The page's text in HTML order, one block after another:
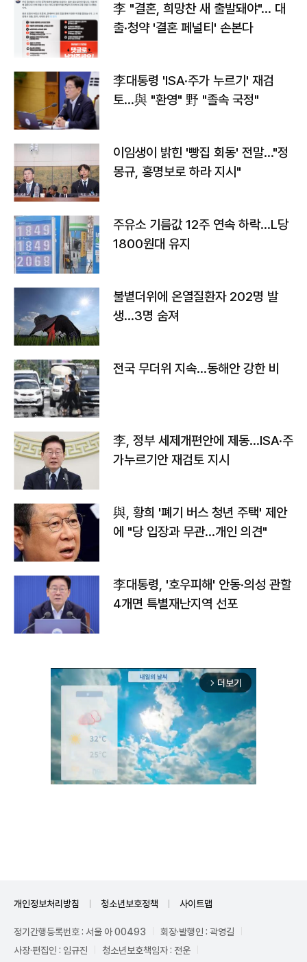
李 "결혼, 희망찬 새 출발돼야"… 대
출·청약 '결혼 페널티' 손본다
李대통령 'ISA·주가 누르기' 재검
토…與 "환영" 野 "졸속 국정"
이임생이 밝힌 '빵집 회동' 전말…"정
몽규, 홍명보로 하라 지시"
주유소 기름값 12주 연속 하락…L당
1800원대 유지
불볕더위에 온열질환자 202명 발
생…3명 숨져
전국 무더위 지속…동해안 강한 비
李, 정부 세제개편안에 제동…ISA·주
가누르기안 재검토 지시
與, 황희 '폐기 버스 청년 주택' 제안
에 "당 입장과 무관…개인 의견"
李대통령, '호우피해' 안동·의성 관할
4개면 특별재난지역 선포
arrow_forward_ios 더보기
개인정보처리방침 청소년보호정책 사이트맵
정기간행등록번호 : 서울 아 00493
회장·발행인 : 곽영길
사장·편집인 : 임규진
청소년보호책임자 : 전운